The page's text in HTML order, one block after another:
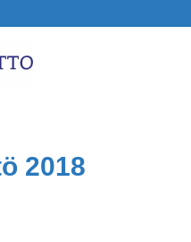
2018